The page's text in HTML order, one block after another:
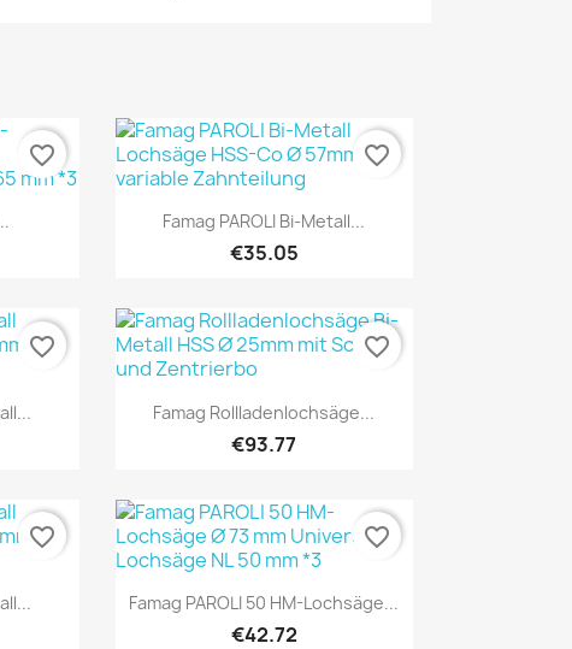
favorite_border
Quick view
Famag PAROLI Bi-Metall...
€35.05
favorite_border
favorite_border
Quick view
Famag Rollladenlochsäge...
€93.77
favorite_border
favorite_border
Quick view
Famag PAROLI 50 HM-Lochsäge...
€42.72
favorite_border